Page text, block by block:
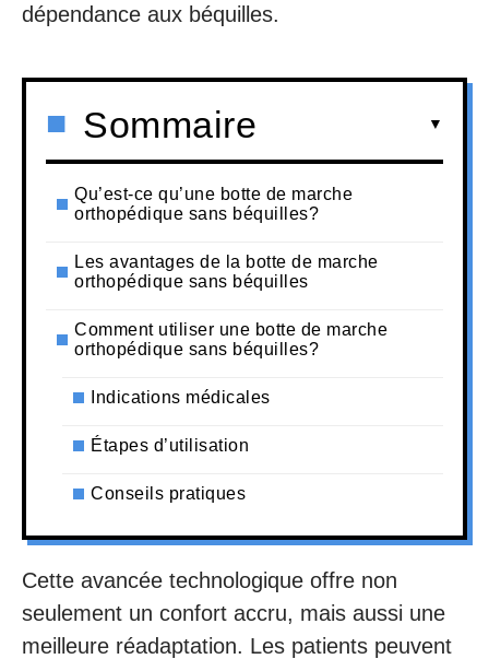
dépendance aux béquilles.
Sommaire
Qu’est-ce qu’une botte de marche
orthopédique sans béquilles?
Les avantages de la botte de marche
orthopédique sans béquilles
Comment utiliser une botte de marche
orthopédique sans béquilles?
Indications médicales
Étapes d’utilisation
Conseils pratiques
Cette avancée technologique offre non
seulement un confort accru, mais aussi une
meilleure réadaptation. Les patients peuvent